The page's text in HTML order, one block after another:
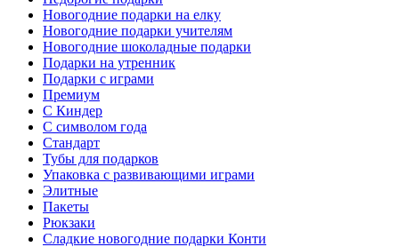
Новогодние подарки на елку
Новогодние подарки учителям
Новогодние шоколадные подарки
Подарки на утренник
Подарки с играми
Премиум
С Киндер
С символом года
Стандарт
Тубы для подарков
Упаковка с развивающими играми
Элитные
Пакеты
Рюкзаки
Сладкие новогодние подарки Конти